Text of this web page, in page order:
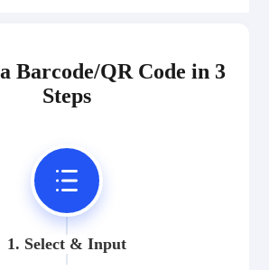
Barcode/QR Code in 3
Steps
1. Select & Input